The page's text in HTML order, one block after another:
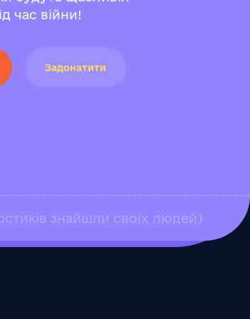
час війни!
Задонатити
знайшли своїх людей)